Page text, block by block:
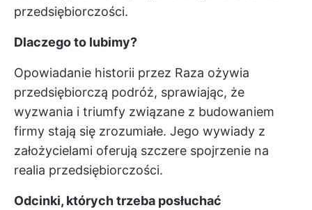
przedsiębiorczości.
Dlaczego to lubimy?
Opowiadanie historii przez Raza ożywia
przedsiębiorczą podróż, sprawiając, że
wyzwania i triumfy związane z budowaniem
firmy stają się zrozumiałe. Jego wywiady z
założycielami oferują szczere spojrzenie na
realia przedsiębiorczości.
Odcinki, których trzeba posłuchać